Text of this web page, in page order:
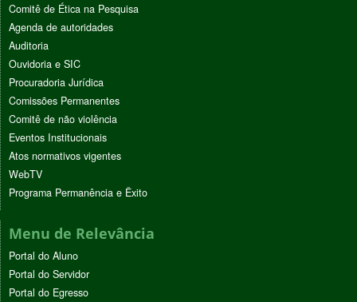
Comitê de Ética na Pesquisa
Agenda de autoridades
Auditoria
Ouvidoria e SIC
Procuradoria Jurídica
Comissões Permanentes
Comitê de não violência
Eventos Institucionais
Atos normativos vigentes
WebTV
Programa Permanência e Êxito
Menu de Relevância
Portal do Aluno
Portal do Servidor
Portal do Egresso